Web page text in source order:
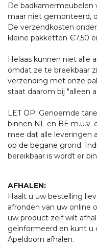
De badkamermeubelen
maar niet gemonteerd,
De verzendkosten
kleine pakketten €7,50
Helaas kunnen niet alle
omdat ze te breekbaar
verzending met onze
staat daarom bij "alleen
LET OP: Genoemde
binnen NL en BE m.u.v.
mee dat alle leveringen
op de begane grond.
bereikbaar is wordt er
AFHALEN:
Haalt u uw bestelling
afronden van uw online
uw product zelf wilt
geïnformeerd en kunt u
Apeldoorn afhalen.